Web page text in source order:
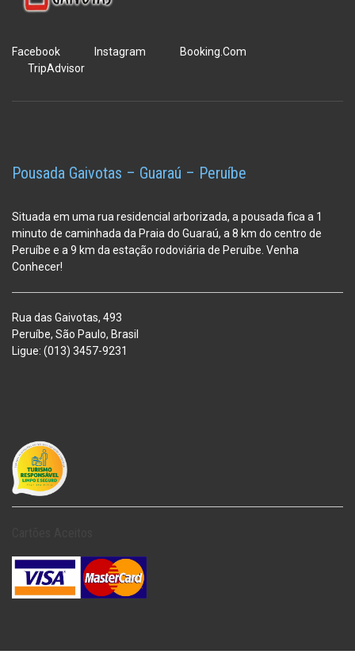
Facebook Instagram
Booking.Com
TripAdvisor
Pousada Gaivotas – Guaraú – Peruíbe
Situada em uma rua residencial arborizada, a pousada fica a 1
minuto de caminhada da Praia do Guaraú, a 8 km do centro de
Peruíbe e a 9 km da estação rodoviária de Peruíbe. Venha
Conhecer!
Rua das Gaivotas, 493
Peruíbe, São Paulo, Brasil
Ligue: (013) 3457-9231